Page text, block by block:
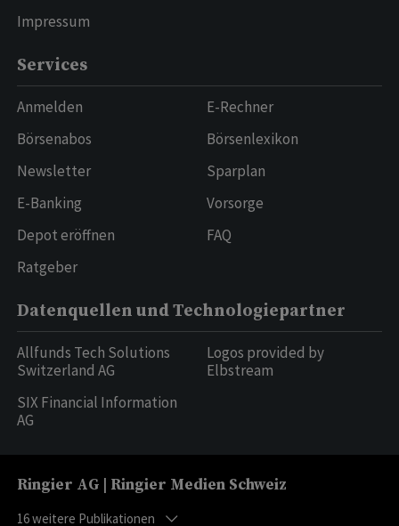
Impressum
Services
Anmelden
Börsenabos
Newsletter
E-Banking
Depot eröffnen
Ratgeber
E-Rechner
Börsenlexikon
Sparplan
Vorsorge
FAQ
Datenquellen und Technologiepartner
Allfunds Tech Solutions
Switzerland AG
SIX Financial Information
AG
Logos provided by
Elbstream
Ringier AG | Ringier Medien Schweiz
16weitere Publikationen